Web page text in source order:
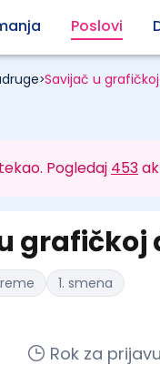
Poslovi
>Savijač u
Pogledaj 453
Rok za prijavu
1. smena